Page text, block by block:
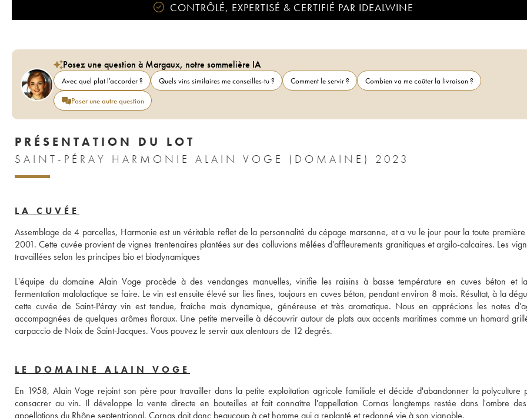
CONTRÔLÉ, EXPERTISÉ & CERTIFIÉ PAR IDEALWINE
Posez une question à Margaux, notre sommelière IA
Avec quel plat l'accorder ? Quels vins similaires me conseilles-tu ? Comment le servir ?
Combien va me coûter la livraison ?
Poser une autre question
PRÉSENTATION DU LOT
SAINT-PÉRAY HARMONIE ALAIN VOGE (DOMAINE) 2023
LA CUVÉE
Assemblage de 4 parcelles, Harmonie est un véritable reflet de la personnalité du cépage marsanne, et a vu le jour pour la toute
2001. Cette cuvée provient de vignes trentenaires plantées sur des colluvions mêlées d'affleurements granitiques et argilo-calcaires. Les
travaillées selon les principes bio et biodynamiques
L'équipe du domaine Alain Voge procède à des vendanges manuelles, vinifie les raisins à basse température en cuves béton et
fermentation malolactique se faire. Le vin est ensuite élevé sur lies fines, toujours en cuves béton, pendant environ 8 mois. Résultat, à la
cette cuvée de Saint-Péray vin est tendue, fraîche mais dynamique, généreuse et très aromatique. Nous en apprécions les notes
accompagnées de quelques arômes floraux. Une petite merveille à découvrir autour de plats aux accents maritimes comme un homard
LE DOMAINE ALAIN VOGE
En 1958, Alain Voge rejoint son père pour travailler dans la petite exploitation agricole familiale et décide d'abandonner la polyculture
consacrer au vin. Il développe la vente directe en bouteilles et fait connaître l'appellation Cornas longtemps restée dans l'ombre
appellations du Rhône septentrional. Cornas doit donc beaucoup à cet homme qui a replanté et redonné vie à son vignoble.